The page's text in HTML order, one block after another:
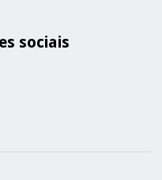
sociais